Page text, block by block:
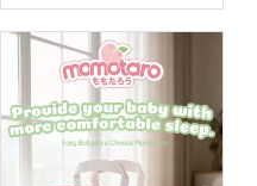
ночь с помощью детских
штанов Momotaro